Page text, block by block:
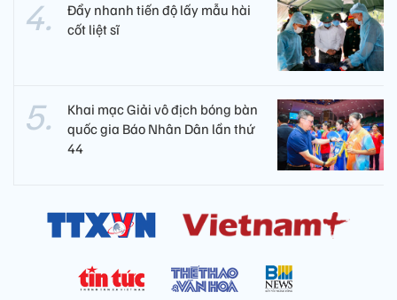
Đẩy nhanh tiến độ lấy mẫu hài
cốt liệt sĩ
Khai mạc Giải vô địch bóng bàn
quốc gia Báo Nhân Dân lần thứ
44